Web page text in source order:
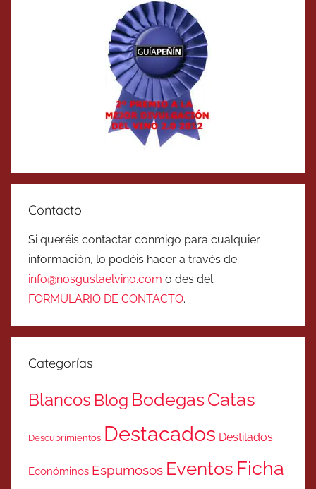
Contacto
Si queréis contactar conmigo para cualquier
información, lo podéis hacer a través de
info@nosgustaelvino.com o des del
FORMULARIO DE CONTACTO.
Categorías
Blancos Blog BodegasCatas
Descubrimientos Destacados Destilados
Económinos Espumosos Eventos Ficha